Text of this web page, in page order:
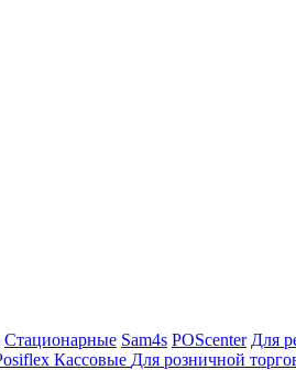
Стационарные Sam4s POScenter Для
Кассовые Для розничной